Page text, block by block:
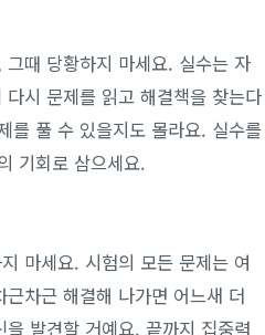
때 당황하지 마세요. 실수는 자
시 문제를 읽고 해결책을 찾는다
를 풀 수 있을지도 몰라요. 실수를
기회로 삼으세요.
마세요. 시험의 모든 문제는 여
차근 해결해 나가면 어느새 더
발견할 거예요. 끝까지 집중력